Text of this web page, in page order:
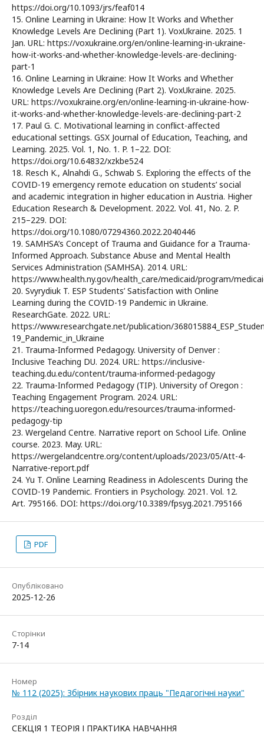
https://doi.org/10.1093/jrs/feaf014
15. Online Learning in Ukraine: How It Works and Whether
Knowledge Levels Are Declining (Part 1). VoxUkraine. 2025. 1
Jan. URL: https://voxukraine.org/en/online-learning-in-ukraine-
how-it-works-and-whether-knowledge-levels-are-declining-
part-1
16. Online Learning in Ukraine: How It Works and Whether
Knowledge Levels Are Declining (Part 2). VoxUkraine. 2025.
URL: https://voxukraine.org/en/online-learning-in-ukraine-how-
it-works-and-whether-knowledge-levels-are-declining-part-2
17. Paul G. C. Motivational learning in conflict-affected
educational settings. GSX Journal of Education, Teaching, and
Learning. 2025. Vol. 1, No. 1. P. 1–22. DOI:
https://doi.org/10.64832/xzkbe524
18. Resch K., Alnahdi G., Schwab S. Exploring the effects of the
COVID-19 emergency remote education on students’ social
and academic integration in higher education in Austria. Higher
Education Research & Development. 2022. Vol. 41, No. 2. P.
215–229. DOI:
https://doi.org/10.1080/07294360.2022.2040446
19. SAMHSA’s Concept of Trauma and Guidance for a Trauma-
Informed Approach. Substance Abuse and Mental Health
Services Administration (SAMHSA). 2014. URL:
https://www.health.ny.gov/health_care/medicaid/program/
20. Svyrydiuk T. ESP Students’ Satisfaction with Online
Learning during the COVID-19 Pandemic in Ukraine.
ResearchGate. 2022. URL:
https://www.researchgate.net/publication/
19_Pandemic_in_Ukraine
21. Trauma-Informed Pedagogy. University of Denver :
Inclusive Teaching DU. 2024. URL: https://inclusive-
teaching.du.edu/content/trauma-informed-pedagogy
22. Trauma-Informed Pedagogy (TIP). University of Oregon :
Teaching Engagement Program. 2024. URL:
https://teaching.uoregon.edu/resources/trauma-informed-
pedagogy-tip
23. Wergeland Centre. Narrative report on School Life. Online
course. 2023. May. URL:
https://wergelandcentre.org/content/uploads/2023/05/Att-4-
Narrative-report.pdf
24. Yu T. Online Learning Readiness in Adolescents During the
COVID-19 Pandemic. Frontiers in Psychology. 2021. Vol. 12.
Art. 795166. DOI: https://doi.org/10.3389/fpsyg.2021.795166
PDF
Опубліковано
2025-12-26
Сторінки
7-14
Номер
№ 112 (2025): Збірник наукових праць "Педагогічні науки"
Розділ
СЕКЦІЯ 1 ТЕОРІЯ І ПРАКТИКА НАВЧАННЯ